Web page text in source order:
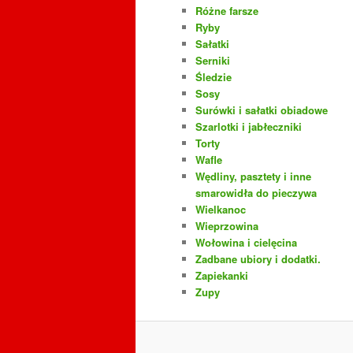
Różne farsze
Ryby
Sałatki
Serniki
Śledzie
Sosy
Surówki i sałatki obiadowe
Szarlotki i jabłeczniki
Torty
Wafle
Wędliny, pasztety i inne
smarowidła do pieczywa
Wielkanoc
Wieprzowina
Wołowina i cielęcina
Zadbane ubiory i dodatki.
Zapiekanki
Zupy